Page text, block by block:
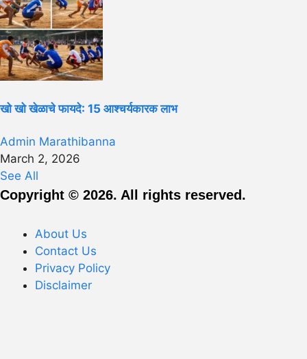
खो खो खेळाचे फायदे: 15 आश्चर्यकारक लाभ
Admin Marathibanna
March 2, 2026
See All
Copyright © 2026. All rights reserved.
About Us
Contact Us
Privacy Policy
Disclaimer